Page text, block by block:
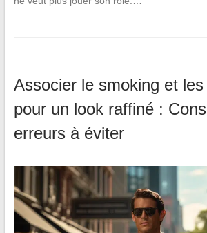
Associer le smoking et
pour un look raffiné :
erreurs à éviter